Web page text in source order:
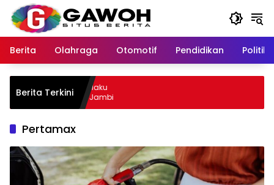
Langsung
konten
Berita
Olahraga Otomotif Pendidikan Politik
Berita Terkini
Tangkap Pelaku
Kabur ke Jambi
Pertamax